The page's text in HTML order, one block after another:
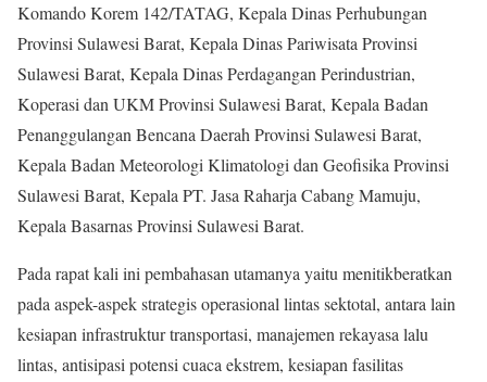
Komando Korem 142/TATAG, Kepala Dinas Perhubungan
Provinsi Sulawesi Barat, Kepala Dinas Pariwisata Provinsi
Sulawesi Barat, Kepala Dinas Perdagangan Perindustrian,
Koperasi dan UKM Provinsi Sulawesi Barat, Kepala Badan
Penanggulangan Bencana Daerah Provinsi Sulawesi Barat,
Kepala Badan Meteorologi Klimatologi dan Geofisika Provinsi
Sulawesi Barat, Kepala PT. Jasa Raharja Cabang Mamuju,
Kepala Basarnas Provinsi Sulawesi Barat.
Pada rapat kali ini pembahasan utamanya yaitu menitikberatkan
pada aspek-aspek strategis operasional lintas sektotal, antara lain
kesiapan infrastruktur transportasi, manajemen rekayasa lalu
lintas, antisipasi potensi cuaca ekstrem, kesiapan fasilitas